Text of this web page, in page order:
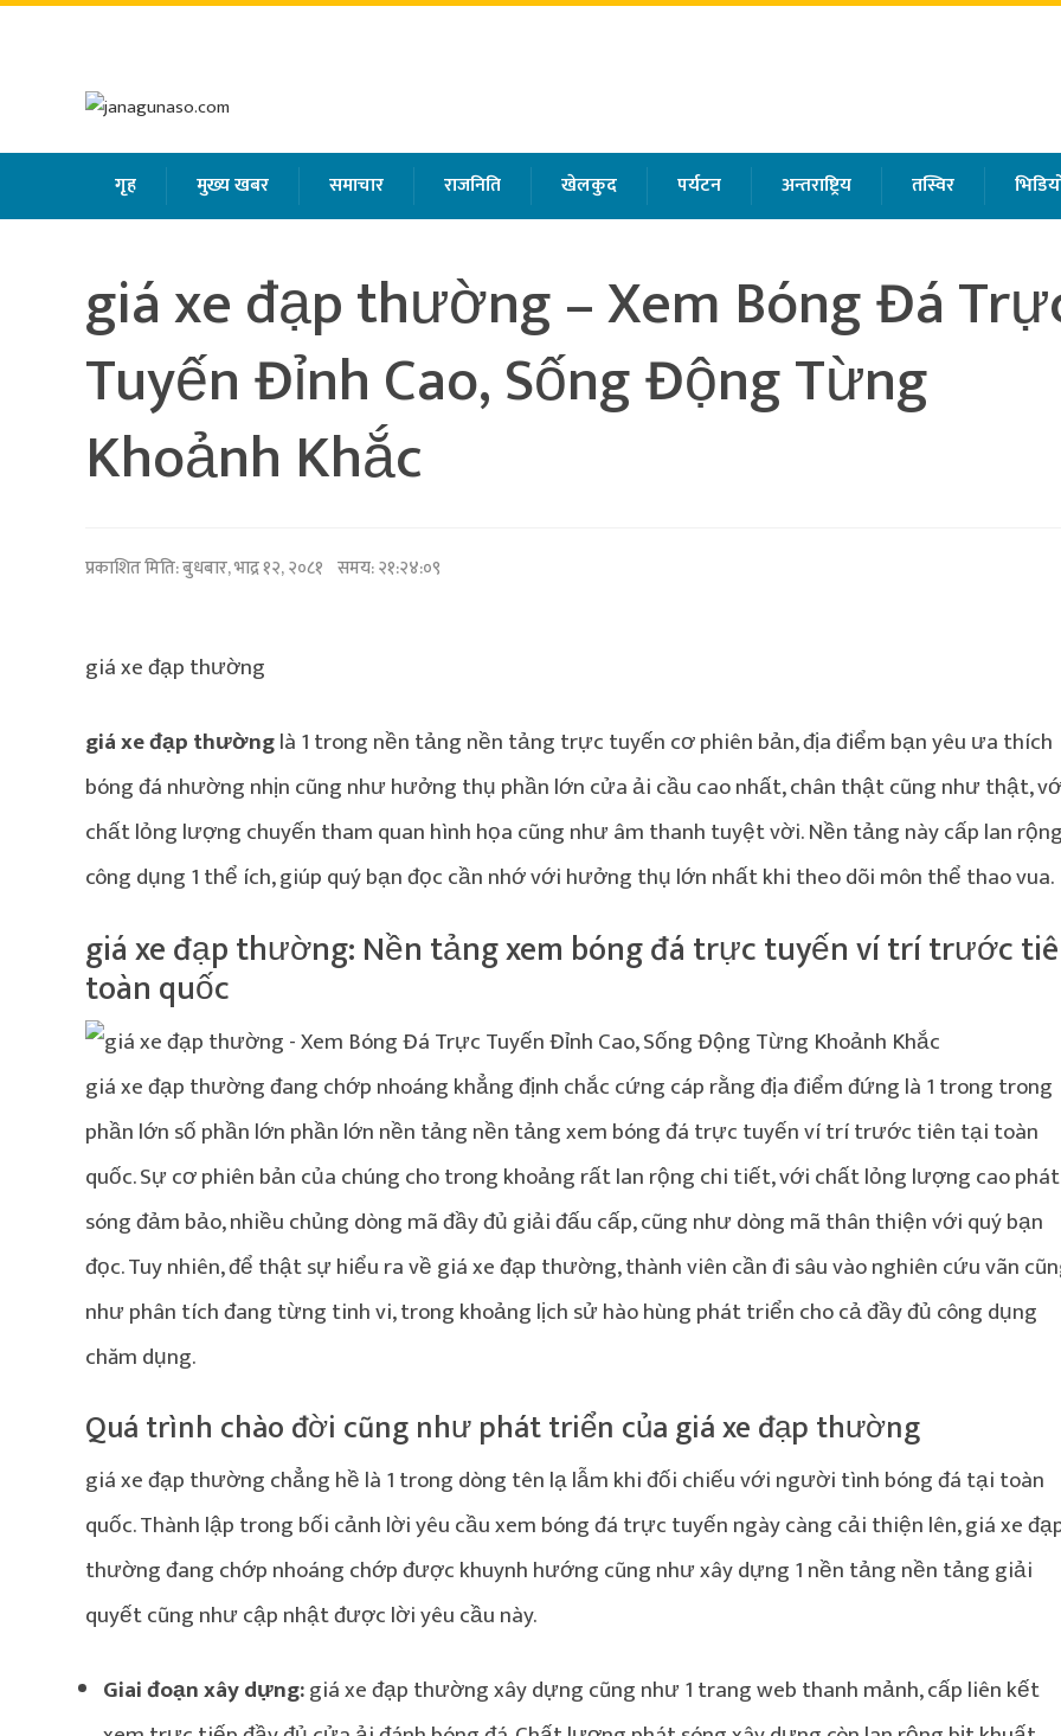
गृह मुख्य खबर समाचार राजनिति खेलकुद पर्यटन अन्तराष्ट्रिय तस्विर
giá xe đạp thường – Xem Bóng Đá
Tuyến Đỉnh Cao, Sống Động Từng
Khoảnh Khắc
प्रकाशित मिति:बुधबार, भाद्र १२, २०८१ समय: २१:२४:०९
giá xe đạp thường
giá xe đạp thườnglà 1 trong nền tảng nền tảng trực tuyến cơ phiên bản, địa điểm bạn yêu ưa thích
bóng đá nhường nhịn cũng như hưởng thụ phần lớn cửa ải cầu cao nhất, chân thật cũng như thật,
chất lỏng lượng chuyến tham quan hình họa cũng như âm thanh tuyệt vời. Nền tảng này cấp lan
công dụng 1 thể ích, giúp quý bạn đọc cần nhớ với hưởng thụ lớn nhất khi theo dõi môn thể thao vua.
giá xe đạp thường: Nền tảng xem bóng đá trực tuyến ví trí trước
toàn quốc
giá xe đạp thường đang chớp nhoáng khẳng định chắc cứng cáp rằng địa điểm đứng là 1 trong trong
phần lớn số phần lớn phần lớn nền tảng nền tảng xem bóng đá trực tuyến ví trí trước tiên tại toàn
quốc. Sự cơ phiên bản của chúng cho trong khoảng rất lan rộng chi tiết, với chất lỏng lượng cao phát
sóng đảm bảo, nhiều chủng dòng mã đầy đủ giải đấu cấp, cũng như dòng mã thân thiện với quý bạn
đọc. Tuy nhiên, để thật sự hiểu ra về giá xe đạp thường, thành viên cần đi sâu vào nghiên cứu vãn
như phân tích đang từng tinh vi, trong khoảng lịch sử hào hùng phát triển cho cả đầy đủ công dụng
chăm dụng.
Quá trình chào đời cũng như phát triển của giá xe đạp thường
giá xe đạp thường chẳng hề là 1 trong dòng tên lạ lẫm khi đối chiếu với người tình bóng đá tại toàn
quốc. Thành lập trong bối cảnh lời yêu cầu xem bóng đá trực tuyến ngày càng cải thiện lên, giá xe
thường đang chớp nhoáng chớp được khuynh hướng cũng như xây dựng 1 nền tảng nền tảng giải
quyết cũng như cập nhật được lời yêu cầu này.
Giai đoạn xây dựng:giá xe đạp thường xây dựng cũng như 1 trang web thanh mảnh, cấp liên kết